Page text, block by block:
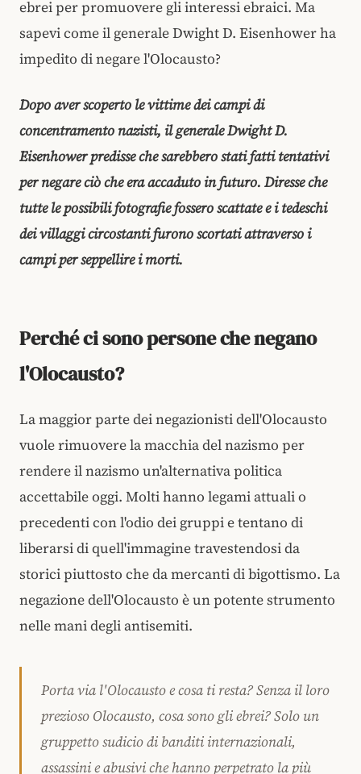
ebrei per promuovere gli interessi ebraici. Ma
sapevi come il generale Dwight D. Eisenhower ha
impedito di negare l'Olocausto?
Dopo aver scoperto le vittime dei campi di
concentramento nazisti, il generale Dwight D.
Eisenhower predisse che sarebbero stati fatti tentativi
per negare ciò che era accaduto in futuro. Diresse che
tutte le possibili fotografie fossero scattate e i tedeschi
dei villaggi circostanti furono scortati attraverso i
campi per seppellire i morti.
Perché ci sono persone che negano
l'Olocausto?
La maggior parte dei negazionisti dell'Olocausto
vuole rimuovere la macchia del nazismo per
rendere il nazismo un'alternativa politica
accettabile oggi. Molti hanno legami attuali o
precedenti con l'odio dei gruppi e tentano di
liberarsi di quell'immagine travestendosi da
storici piuttosto che da mercanti di bigottismo. La
negazione dell'Olocausto è un potente strumento
nelle mani degli antisemiti.
Porta via l'Olocausto e cosa ti resta? Senza il loro
prezioso Olocausto, cosa sono gli ebrei? Solo un
gruppetto sudicio di banditi internazionali,
assassini e abusivi che hanno perpetrato la più